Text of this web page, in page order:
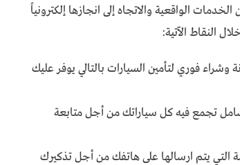
الواقعية والاتجاه إلى انجازها إلكترونياً
النقاط الآتية:
وشراء فوري لتأمين السيارات بالتالي يوفر عليك
تجمع فيه كل سياراتك من أجل متابعة
التي يتم ارسالها على هاتفك من أجل تذكيرك